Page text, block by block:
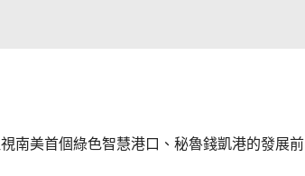
南美首個綠色智慧港口、秘魯錢凱港的發展前